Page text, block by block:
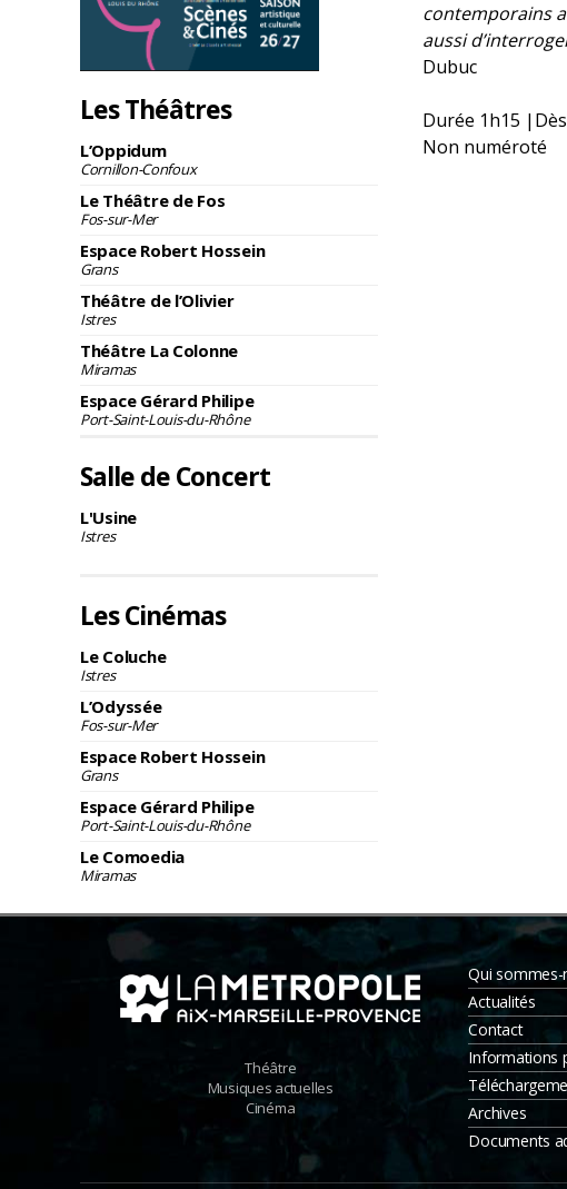
Les Théâtres
L’Oppidum
Cornillon-Confoux
Le Théâtre de Fos
Fos-sur-Mer
Espace Robert Hossein
Grans
Théâtre de l’Olivier
Istres
Théâtre La Colonne
Miramas
Espace Gérard Philipe
Port-Saint-Louis-du-Rhône
Salle de Concert
L'Usine
Istres
Les Cinémas
Le Coluche
Istres
L’Odyssée
Fos-sur-Mer
Espace Robert Hossein
Grans
Espace Gérard Philipe
Port-Saint-Louis-du-Rhône
Le Comoedia
Miramas
contemporains
aussi
Dubuc
Durée 1h15
Non numéroté
Théâtre
Musiques actuelles
Cinéma
Qui sommes-
Actualités
Contact
Informations
Archives
Documents